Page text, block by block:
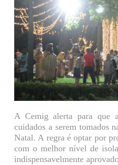
A Cemig alerta para que
cuidados a serem tomados
Natal. A regra é optar por
com o melhor nível de
indispensavelmente